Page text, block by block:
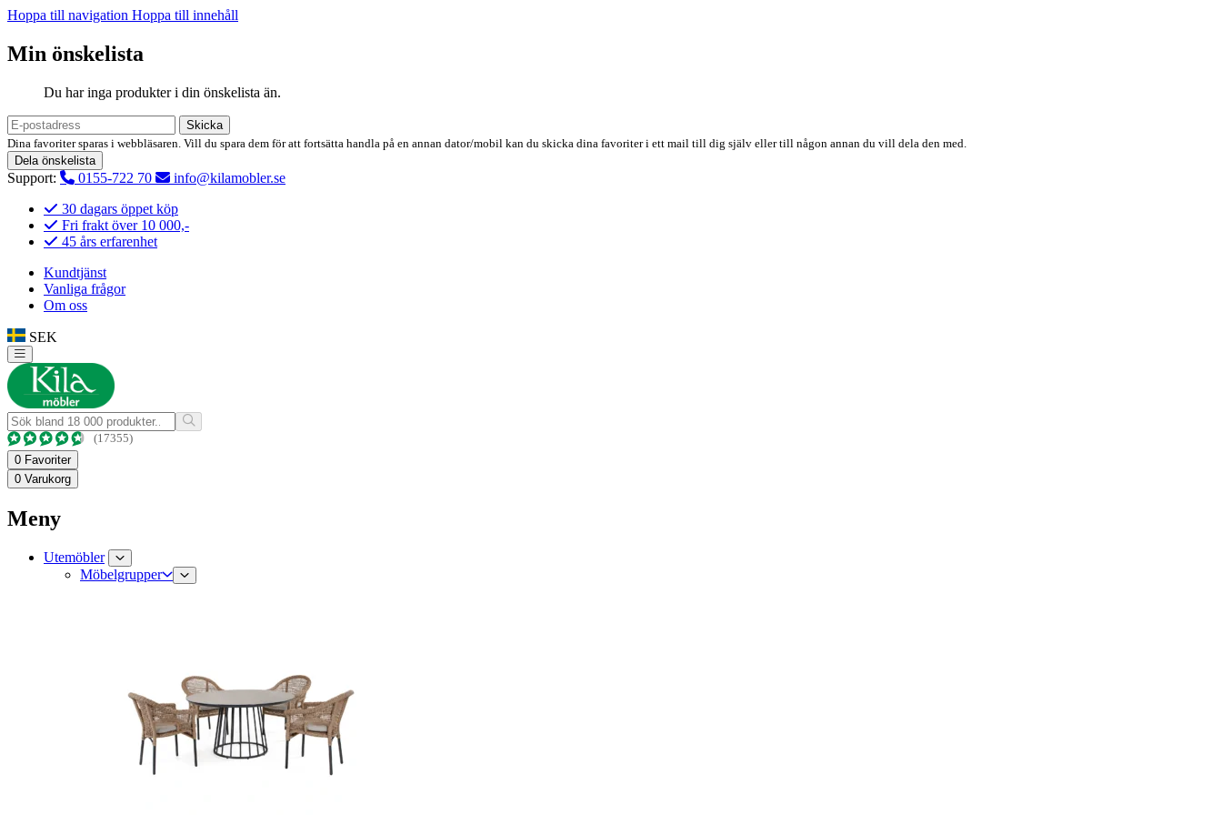
Hoppa till navigation Hoppa till innehåll
Min önskelista
Du har inga produkter i din önskelista än.
Skicka
Dina favoriter sparas i webbläsaren. Vill du spara dem för att fortsätta handla på en annan dator/mobil kan du skicka dina favoriter i ett mail till dig själv eller till någon annan du vill dela den med.
Dela önskelista
Support: 0155-722 70
info@kilamobler.se
30 dagars öppet köp
Fri frakt över 10 000,-
45 års erfarenhet
Kundtjänst
Vanliga frågor
Om oss
SEK
(17355)
0 Favoriter
0 Varukorg
Meny
Utemöbler
Möbelgrupper